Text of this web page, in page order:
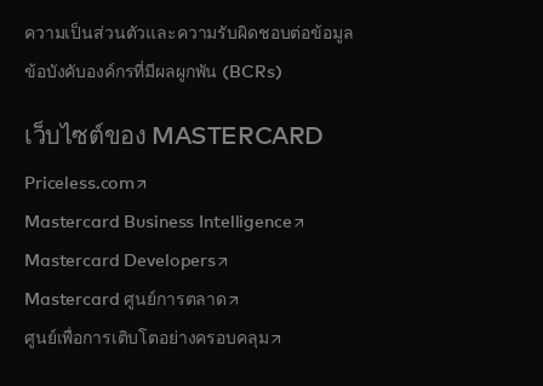
ความเป็นส่วนตัวและความรับผิดชอบต่อข้อมูล
ข้อบังคับองค์กรที่มีผลผูกพัน (BCRs)
เว็บไซต์ของ MASTERCARD
Priceless.com opens in a new tab
Mastercard Business Intelligenceopens in a new tab
Mastercard Developersopens in a new tab
Mastercard ศูนย์การตลาด opens in a new tab
ศูนย์เพื่อการเติบโตอย่างครอบคลุมopens in a new tab